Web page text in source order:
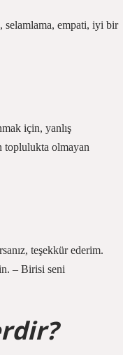
selamlama, empati, iyi bir
için, yanlış
toplulukta olmayan
teşekkür ederim.
– Birisi seni